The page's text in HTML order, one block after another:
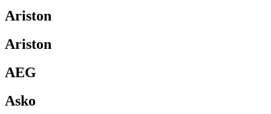
Ariston
Ariston
AEG
Asko